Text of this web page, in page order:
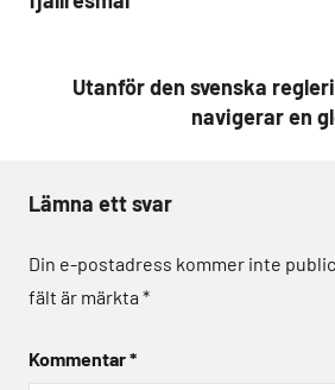
Utanför den svenska
navigerar en
Lämna ett svar
Din e-postadress kommer inte
fält är märkta *
Kommentar*